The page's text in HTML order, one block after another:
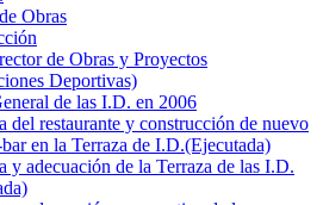
Obras
de Obras y Proyectos
Deportivas)
de las I.D. en 2006
del restaurante y construcción de nuevo
en la Terraza de I.D.(Ejecutada)
y adecuación de la Terraza de las I.D.